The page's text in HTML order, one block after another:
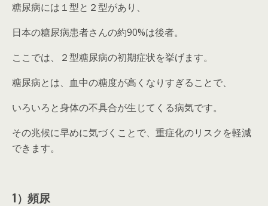
糖尿病には１型と２型があり、
日本の糖尿病患者さんの約90%は後者。
ここでは、２型糖尿病の初期症状を挙げます。
糖尿病とは、血中の糖度が高くなりすぎることで、
いろいろと身体の不具合が生じてくる病気です。
その兆候に早めに気づくことで、重症化のリスクを軽減
できます。
1）頻尿